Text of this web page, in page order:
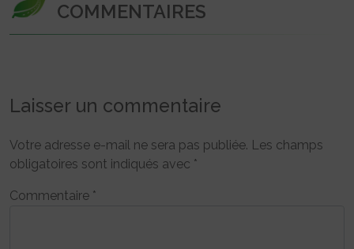
COMMENTAIRES
Laisser un commentaire
Votre adresse e-mail ne sera pas publiée. Les champs
obligatoires sont indiqués avec *
Commentaire *